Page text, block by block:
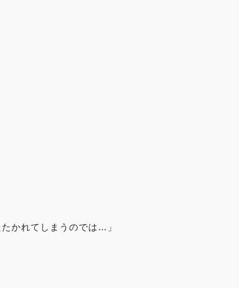
かれてしまうのでは…」